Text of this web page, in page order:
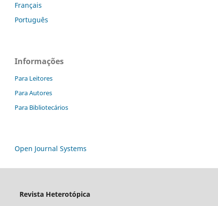
Français
Português
Informações
Para Leitores
Para Autores
Para Bibliotecários
Open Journal Systems
Revista Heterotópica